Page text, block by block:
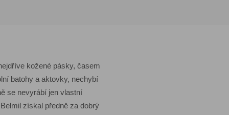
kožené pásky, časem
batohy a aktovky, nechybí
se nevyrábí jen vlastní
získal předně za dobrý